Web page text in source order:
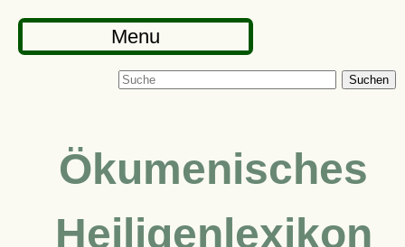
Menu
Suchen
Ökumenisches
Heiligenlexikon